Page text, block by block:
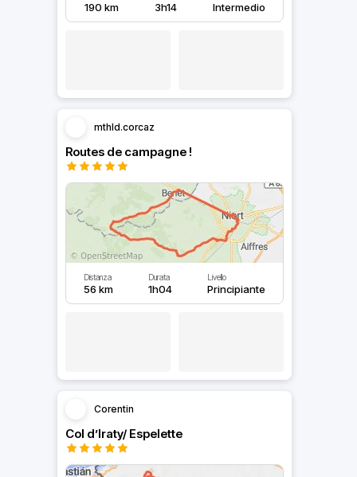
190 km 3h14 Intermedio
mthld.corcaz
Routes de campagne !
Distanza
56 km
Durata
1h04
Livello
Principiante
Corentin
Col d’Iraty/ Espelette